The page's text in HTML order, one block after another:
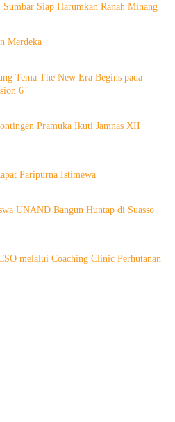
Siap Harumkan Ranah Minang
Merdeka
Tema The New Era Begins pada
6
Pramuka Ikuti Jamnas XII
Paripurna Istimewa
UNAND Bangun Huntap di Suasso
melalui Coaching Clinic Perhutanan